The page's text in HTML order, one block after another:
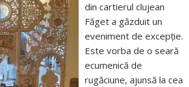
din cartierul clujean
Făget a găzduit un
eveniment de excepție.
Este vorba de o seară
ecumenică de
rugăciune, ajunsă la cea